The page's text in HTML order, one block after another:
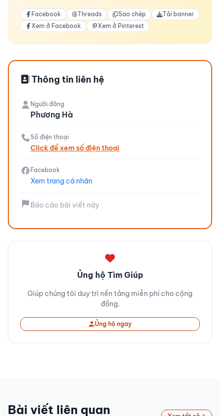
Facebook Threads Sao chép
Tải banner
Xem ở Facebook
Xem ở Pinterest
Thông tin liên hệ
Người đăng
Phương Hà
Số điện thoại
Click để xem số điện thoại
Facebook
Xem trang cá nhân
Báo cáo bài viết này
Ủng hộ Tìm Giúp
Giúp chúng tôi duy trì nền tảng miễn phí cho cộng
đồng.
Ủng hộ ngay
Bài viết liên quan